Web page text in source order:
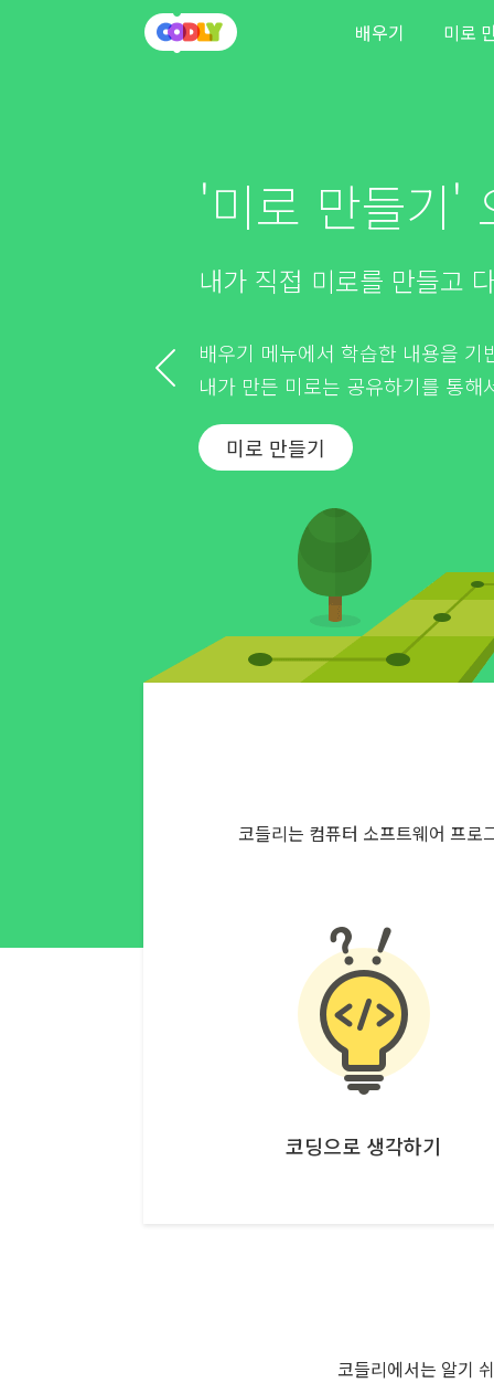
배우기 미로
'미로 만들기'
내가 직접 미로를 만들고
배우기 메뉴에서 학습한 내용을
내가 만든 미로는 공유하기를 통
미로 만들기
코들리는 컴퓨터 소프트웨어 프로
코딩으로 생각하기
코들리에서는 알기